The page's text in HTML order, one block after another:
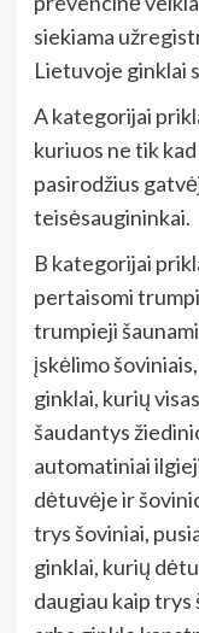
siekiama
Lietuvoje ginklai
A kategorijai
kuriuos ne tik
pasirodžius
teisėsaugininkai.
B kategorijai
pertaisomi
trumpieji
įskėlimo
ginklai, kurių
šaudantys
automatiniai
dėtuvėje ir
trys šoviniai,
ginklai, kurių
daugiau kaip trys